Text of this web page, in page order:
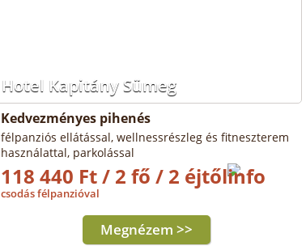
Hotel Kapitány Sümeg
Kedvezményes pihenés
félpanziós ellátással, wellnessrészleg és fitneszterem
használattal, parkolással
118 440 Ft / 2 fő / 2 éjtől
csodás félpanzióval
Megnézem >>